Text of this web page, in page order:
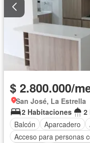
$ 2.800.000/
San José, La Estrella
2 Habitaciones
2
Balcón
Aparcadero
Acceso para personas